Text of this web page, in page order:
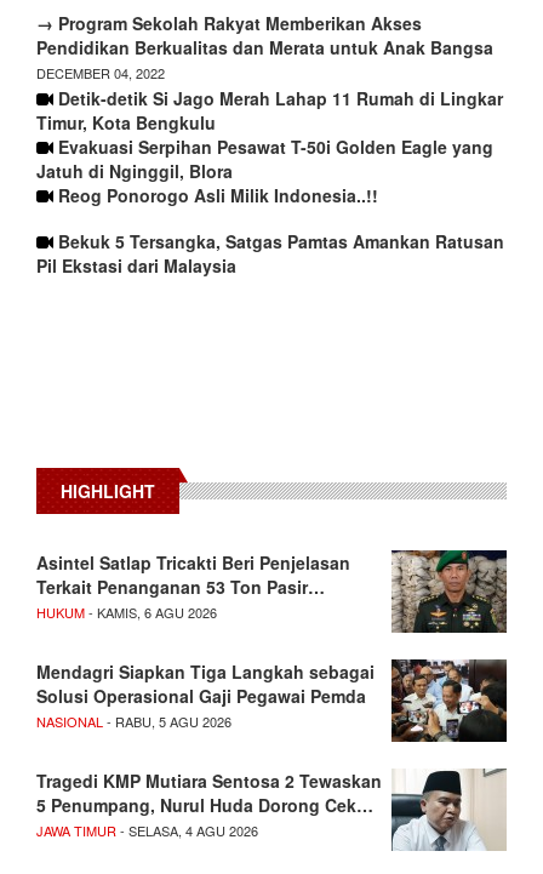
→ Program Sekolah Rakyat Memberikan Akses
Pendidikan Berkualitas dan Merata untuk Anak Bangsa
DECEMBER 04, 2022
Detik-detik Si Jago Merah Lahap 11 Rumah di Lingkar
Timur, Kota Bengkulu
Evakuasi Serpihan Pesawat T-50i Golden Eagle yang
Jatuh di Nginggil, Blora
Reog Ponorogo Asli Milik Indonesia..!!
Bekuk 5 Tersangka, Satgas Pamtas Amankan Ratusan
Pil Ekstasi dari Malaysia
HIGHLIGHT
Asintel Satlap Tricakti Beri Penjelasan
Terkait Penanganan 53 Ton Pasir…
HUKUM- KAMIS, 6 AGU 2026
Mendagri Siapkan Tiga Langkah sebagai
Solusi Operasional Gaji Pegawai Pemda
NASIONAL - RABU, 5 AGU 2026
Tragedi KMP Mutiara Sentosa 2 Tewaskan
5 Penumpang, Nurul Huda Dorong Cek…
JAWA TIMUR - SELASA, 4 AGU 2026